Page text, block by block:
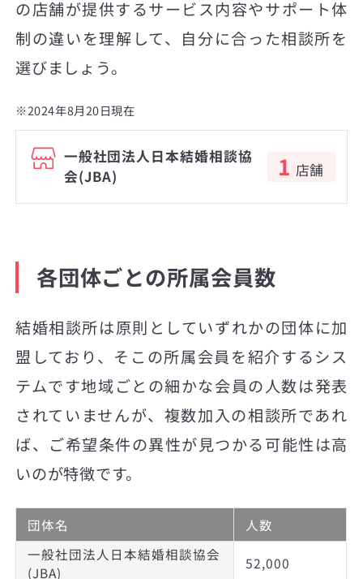
の店舗が提供するサービス内容やサポート体
制の違いを理解して、自分に合った相談所を
選びましょう。
※2024年8月20日現在
一般社団法人日本結婚相談協
会(JBA)
1 店舗
各団体ごとの所属会員数
結婚相談所は原則としていずれかの団体に加
盟しており、そこの所属会員を紹介するシス
テムです地域ごとの細かな会員の人数は発表
されていませんが、複数加入の相談所であれ
ば、ご希望条件の異性が見つかる可能性は高
いのが特徴です。
団体名
人数
一般社団法人日本結婚相談協会
(JBA)
52,000